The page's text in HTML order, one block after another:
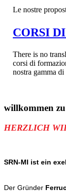
Le nostre
CORSI
There is no
corsi di
nostra gamma
willkommen zu
HERZLICH
SRN-MI ist ein
Der Gründer